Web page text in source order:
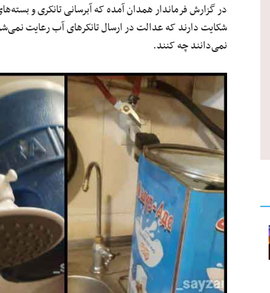
شکایت دارند که عدالت در ارسال تانکرهای آب رعایت
نمی‌دانند چه کنند.